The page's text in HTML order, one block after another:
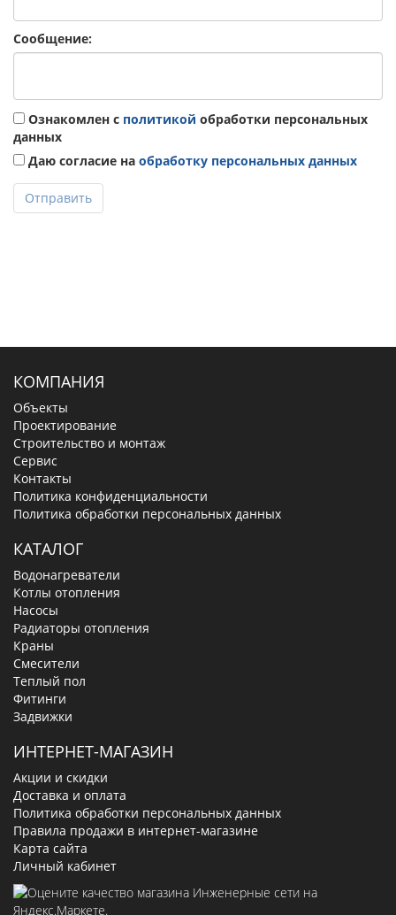
Сообщение:
Ознакомлен с политикой обработки персональных
данных
Даю согласие на обработку персональных данных
Отправить
КОМПАНИЯ
Объекты
Проектирование
Строительство и монтаж
Сервис
Контакты
Политика конфиденциальности
Политика обработки персональных данных
КАТАЛОГ
Водонагреватели
Котлы отопления
Насосы
Радиаторы отопления
Краны
Смесители
Теплый пол
Фитинги
Задвижки
ИНТЕРНЕТ-МАГАЗИН
Акции и скидки
Доставка и оплата
Политика обработки персональных данных
Правила продажи в интернет-магазине
Карта сайта
Личный кабинет